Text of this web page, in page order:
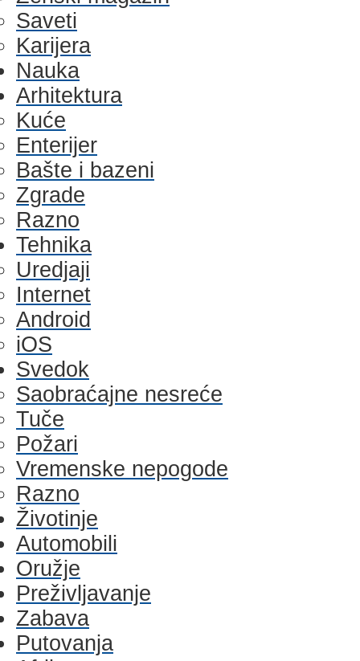
Saveti
Karijera
Nauka
Arhitektura
Kuće
Enterijer
Bašte i bazeni
Zgrade
Razno
Tehnika
Uredjaji
Internet
Android
iOS
Svedok
Saobraćajne nesreće
Tuče
Požari
Vremenske nepogode
Razno
Životinje
Automobili
Oružje
Preživljavanje
Zabava
Putovanja